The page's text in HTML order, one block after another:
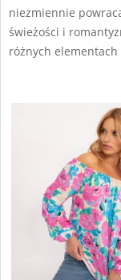
niezmiennie
świeżości i
różnych